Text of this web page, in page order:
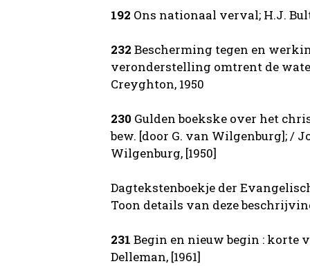
192 Ons nationaal verval; H.J.
232 Bescherming tegen en
veronderstelling omtrent de
Creyghton, 1950
230 Gulden boekske over het
bew. [door G. van Wilgenburg]; /
Wilgenburg, [1950]
Dagtekstenboekje der
Toon details van deze
231 Begin en nieuw begin : korte
Delleman, [1961]